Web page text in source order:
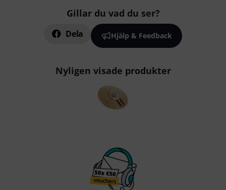
Gillar du vad du ser?
Dela Hjälp & Feedback
Nyligen visade produkter